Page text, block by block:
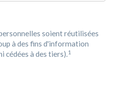
soient réutilisées
à des fins d'information
cédées à des tiers).1